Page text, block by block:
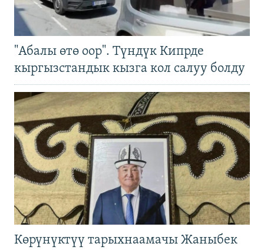
"Абалы өтө оор". Түндүк Кипрде
кыргызстандык кызга кол салуу болду
Көрүнүктүү тарыхнаамачы Жаныбек